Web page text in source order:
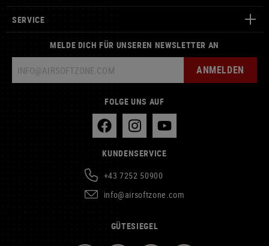
SERVICE
MELDE DICH FÜR UNSEREN NEWSLETTER AN
ANMELDEN
FOLGE UNS AUF
KUNDENSERVICE
+43 7252 50900
info@airsoftzone.com
GÜTESIEGEL